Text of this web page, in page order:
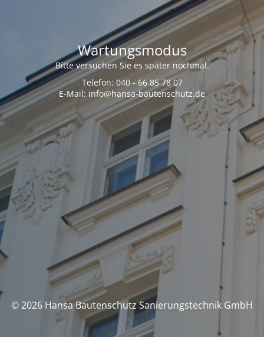
Wartungsmodus
Bitte versuchen Sie es später nochmal.
Telefon: 040 - 66 85 78 07
E-Mail: info@hansa-bautenschutz.de
© 2026 Hansa Bautenschutz Sanierungstechnik GmbH